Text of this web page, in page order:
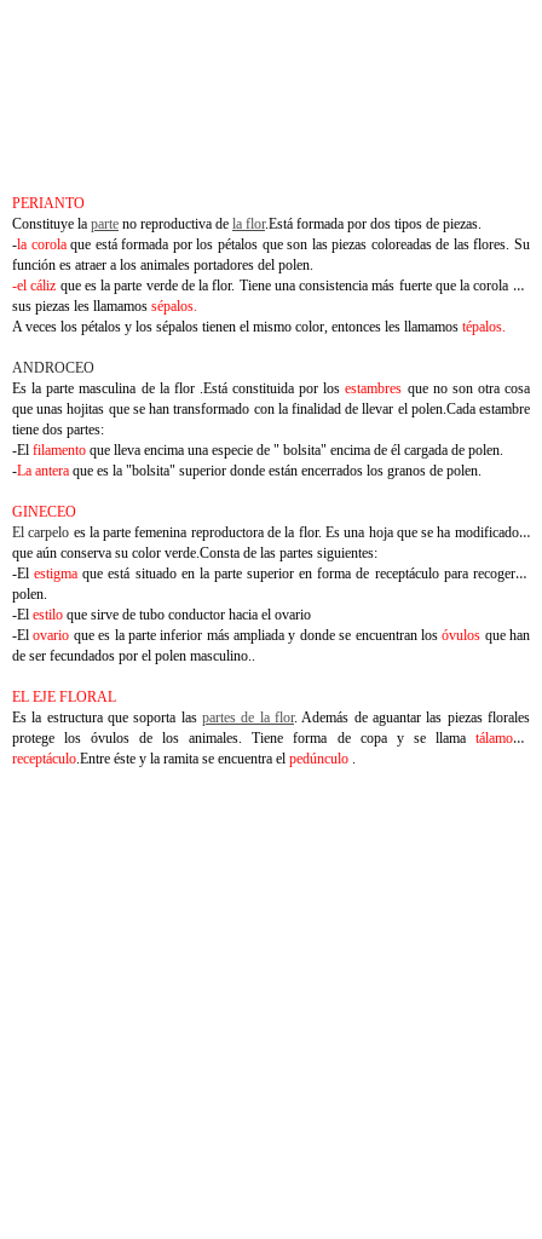
PERIANTO
Constituye la parte no reproductiva de la flor.Está formada por dos tipos de piezas.
-la corolaque está formada por los pétalos que son las piezas coloreadas de las flores. Su
función es atraer a los animales portadores del polen.
-el cáliz que es la parte verde de la flor. Tiene una consistencia más fuerte que la corola y a
sus piezas les llamamos sépalos.
A veces los pétalos y los sépalos tienen el mismo color, entonces les llamamos tépalos.
ANDROCEO
Es la parte masculina de la flor .Está constituida por losestambres que no son otra cosa
que unas hojitas que se han transformado con la finalidad de llevar el polen.Cada estambre
tiene dos partes:
-El filamento que lleva encima una especie de " bolsita" encima de él cargada de polen.
-La antera que es la "bolsita" superior donde están encerrados los granos de polen.
GINECEO
El carpelo es la parte femenina reproductora de la flor. Es una hoja que se ha modificado y
que aún conserva su color verde.Consta de las partes siguientes:
-Elestigma que está situado en la parte superior en forma de receptáculo para recoger el
polen.
-El estilo que sirve de tubo conductor hacia el ovario
-Elovario que es la parte inferior más ampliada y donde se encuentran losóvulos que han
de ser fecundados por el polen masculino..
EL EJE FLORAL
Es la estructura que soporta las partes de la flor. Además de aguantar las piezas florales
protege los óvulos de los animales. Tiene forma de copa y se llama tálamo o
receptáculo.Entre éste y la ramita se encuentra el pedúnculo .